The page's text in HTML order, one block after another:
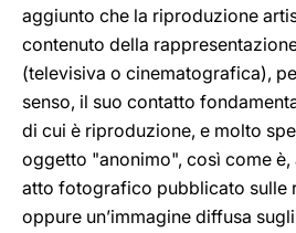
aggiunto che la riproduzione
contenuto della
(televisiva o cinematografica),
senso, il suo contatto
di cui è riproduzione, e molto
oggetto "anonimo", così come è,
atto fotografico pubblicato sulle
oppure un’immagine diffusa